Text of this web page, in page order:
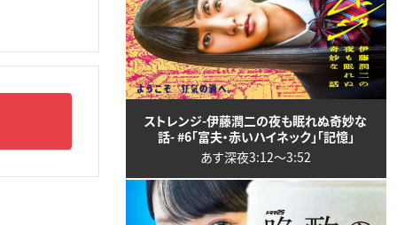
ストレンジ-伊藤潤二の夜も眠れぬ奇妙な
話- #6「富夫・赤いハイネック」「記憶」
あす深夜3:12〜3:52